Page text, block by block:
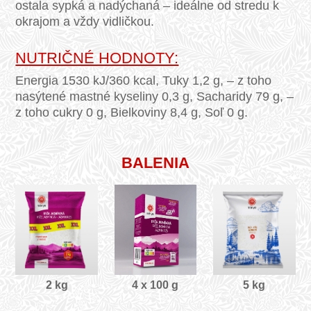
ostala sypká a nadýchaná – ideálne od stredu k
okrajom a vždy vidličkou.
NUTRIČNÉ HODNOTY:
Energia 1530 kJ/360 kcal, Tuky 1,2 g, – z toho
nasýtené mastné kyseliny 0,3 g, Sacharidy 79 g, –
z toho cukry 0 g, Bielkoviny 8,4 g, Soľ 0 g.
BALENIA
2 kg 4 x 100 g 5 kg